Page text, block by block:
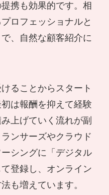
携も効果的です。相
ロフェッショナルと
、自然な顧客紹介に
ることからスタート
は報酬を抑えて経験
上げていく流れが副
ンサーズやクラウド
シングに「デジタル
登録し、オンライン
も増えています。